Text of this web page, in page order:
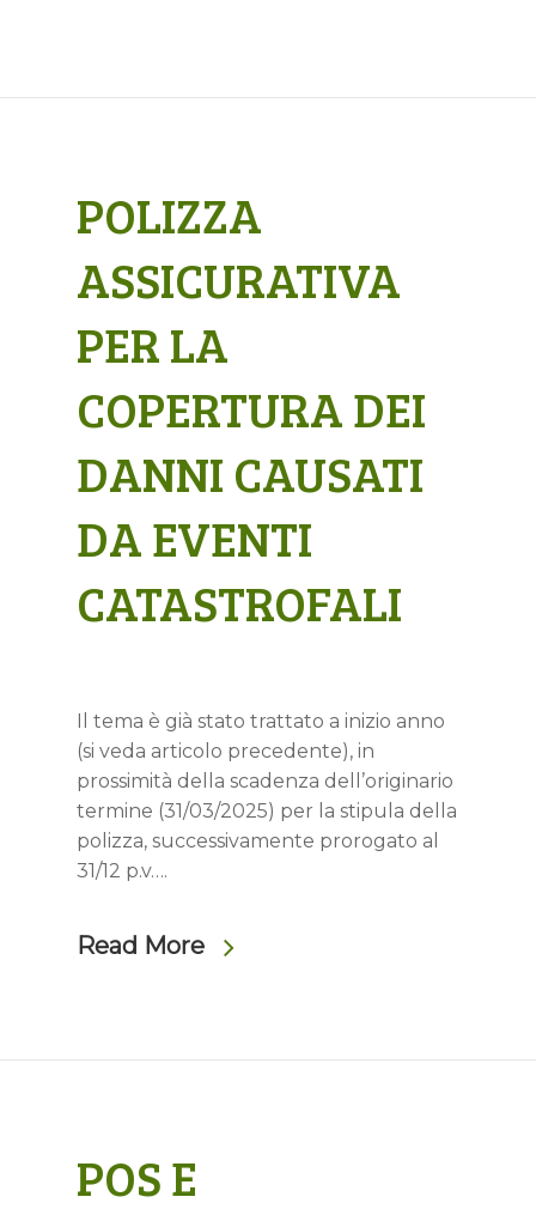
POLIZZA
ASSICURATIVA
PER LA
COPERTURA DEI
DANNI CAUSATI
DA EVENTI
CATASTROFALI
Il tema è già stato trattato a inizio anno
(si veda articolo precedente), in
prossimità della scadenza dell’originario
termine (31/03/2025) per la stipula della
polizza, successivamente prorogato al
31/12 p.v….
Read More
POS E